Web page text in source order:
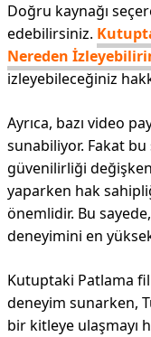
Doğru kaynağı
edebilirsiniz.
Nereden
izleyebileceğiniz
Ayrıca, bazı video
sunabiliyor. Fakat
güvenilirliği
yaparken hak
önemlidir. Bu
deneyimini en
Kutuptaki Patlama
deneyim sunarken,
bir kitleye ulaşmayı